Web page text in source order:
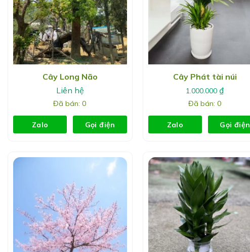
Cây Long Não
Liên hệ
Đã bán: 0
Zalo Gọi điện
Cây Phát tài núi
1.000.000 ₫
Đã bán: 0
Zalo Gọi điện